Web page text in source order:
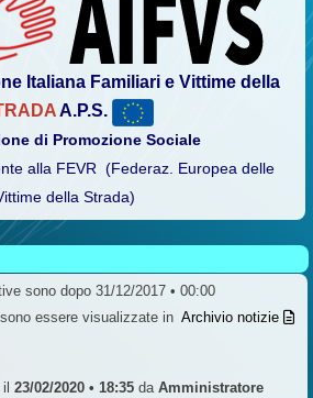
Italiana Familiari e Vittime della
A.P.S.
di Promozione Sociale
alla FEVR (Federaz. Europea delle
della Strada)
sono dopo 31/12/2017 • 00:00
essere visualizzate in Archivio notizie
23/02/2020 • 18:35da Amministratore